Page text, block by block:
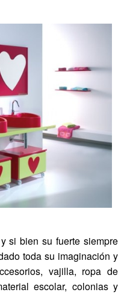
si bien su fuerte siempre
toda su imaginación y
vajilla, ropa de
escolar, colonias y